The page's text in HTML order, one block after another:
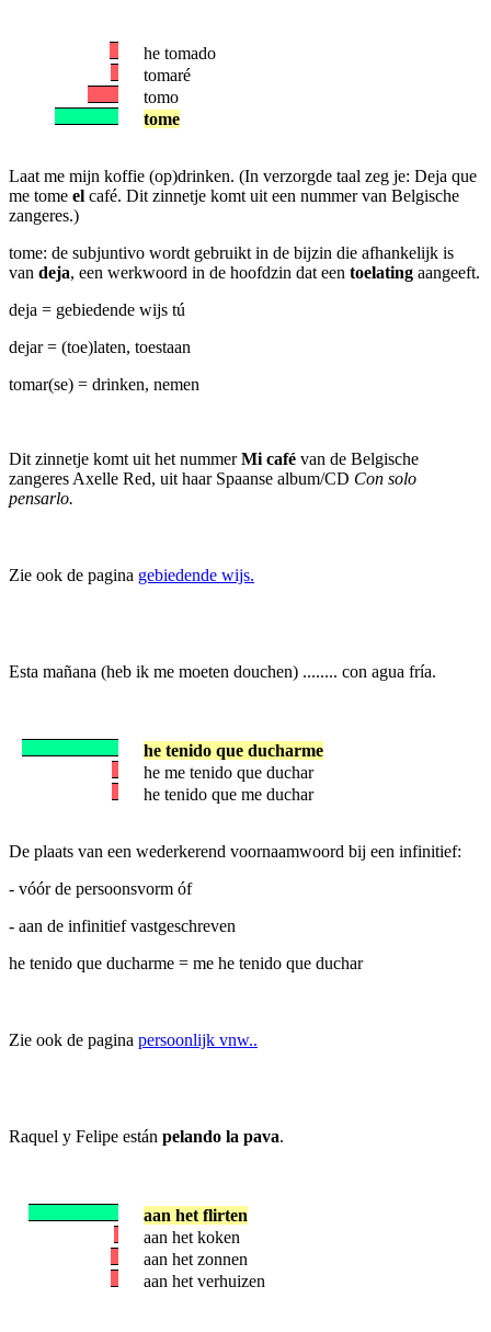
he tomado
tomaré
tomo
tome
Laat me mijn koffie (op)drinken. (In verzorgde taal zeg je: Deja que
me tome el café. Dit zinnetje komt uit een nummer van Belgische
zangeres.)
tome: de subjuntivo wordt gebruikt in de bijzin die afhankelijk is
van deja, een werkwoord in de hoofdzin dat een toelating aangeeft.
deja = gebiedende wijs tú
dejar = (toe)laten, toestaan
tomar(se) = drinken, nemen
Dit zinnetje komt uit het nummerMi café van de Belgische
zangeres Axelle Red, uit haar Spaanse album/CD Con solo
pensarlo.
Zie ook de pagina gebiedende wijs.
Esta mañana (heb ik me moeten douchen) ........ con agua fría.
he tenido que ducharme
he me tenido que duchar
he tenido que me duchar
De plaats van een wederkerend voornaamwoord bij een infinitief:
- vóór de persoonsvorm óf
- aan de infinitief vastgeschreven
he tenido que ducharme = me he tenido que duchar
Zie ook de pagina persoonlijk vnw..
Raquel y Felipe están pelando la pava.
aan het flirten
aan het koken
aan het zonnen
aan het verhuizen